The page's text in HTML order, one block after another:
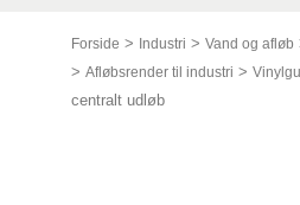
Forside > Industri > Vand og afløb
> Afløbsrender til industri >
centralt udløb